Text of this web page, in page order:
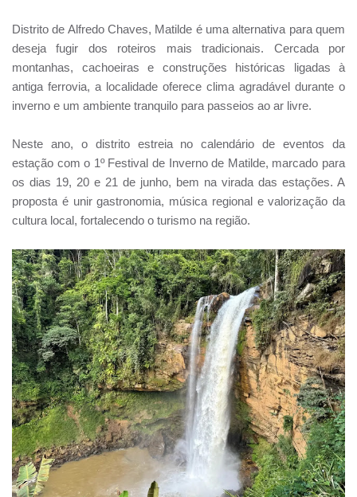
Distrito de Alfredo Chaves, Matilde é uma alternativa para quem
deseja fugir dos roteiros mais tradicionais. Cercada por
montanhas, cachoeiras e construções históricas ligadas à
antiga ferrovia, a localidade oferece clima agradável durante o
inverno e um ambiente tranquilo para passeios ao ar livre.
Neste ano, o distrito estreia no calendário de eventos da
estação com o 1º Festival de Inverno de Matilde, marcado para
os dias 19, 20 e 21 de junho, bem na virada das estações. A
proposta é unir gastronomia, música regional e valorização da
cultura local, fortalecendo o turismo na região.